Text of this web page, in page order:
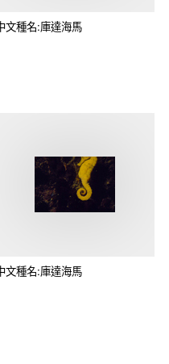
文種名:庫達海馬
文種名:庫達海馬